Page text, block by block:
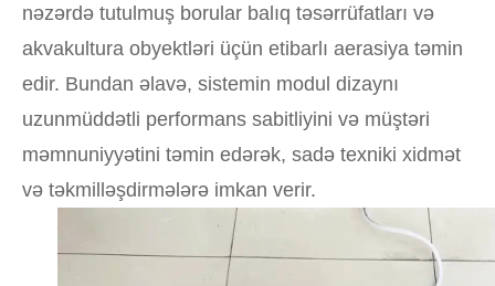
nəzərdə tutulmuş borular balıq təsərrüfatları və
akvakultura obyektləri üçün etibarlı aerasiya təmin
edir. Bundan əlavə, sistemin modul dizaynı
uzunmüddətli performans sabitliyini və müştəri
məmnuniyyətini təmin edərək, sadə texniki xidmət
və təkmilləşdirmələrə imkan verir.